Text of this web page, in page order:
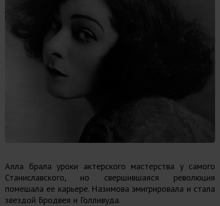
Алла брала уроки актерского мастерства у самого
Станиславского, но свершившаяся революция
помешала ее карьере. Назимова эмигрировала и стала
звездой Бродвея и Голливуда.